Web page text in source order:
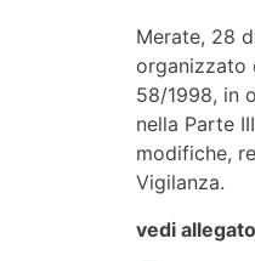
Merate, 28
organizzato
58/1998, in
nella Parte
modifiche,
Vigilanza.
vedi allegato